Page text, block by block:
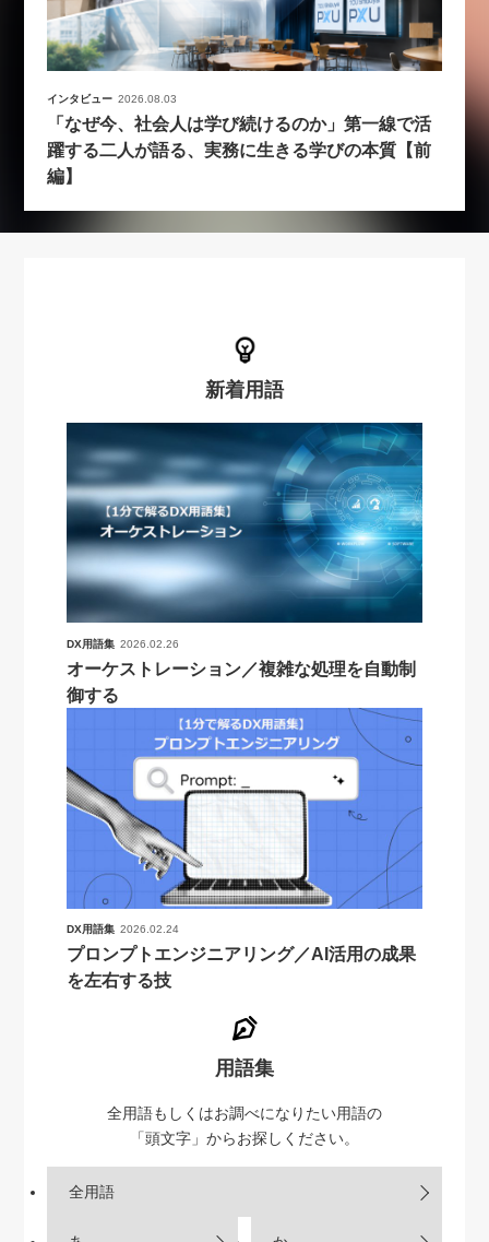
インタビュー 2026.08.03
「なぜ今、社会人は学び続けるのか」第一線で活
躍する二人が語る、実務に生きる学びの本質【前
編】
新着用語
DX用語集 2026.02.26
オーケストレーション／複雑な処理を自動制
御する
DX用語集 2026.02.24
プロンプトエンジニアリング／AI活用の成果
を左右する技
用語集
全用語もしくはお調べになりたい用語の
「頭文字」からお探しください。
全用語